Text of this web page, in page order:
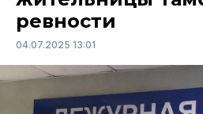
ревности
04.07.2025 13:01